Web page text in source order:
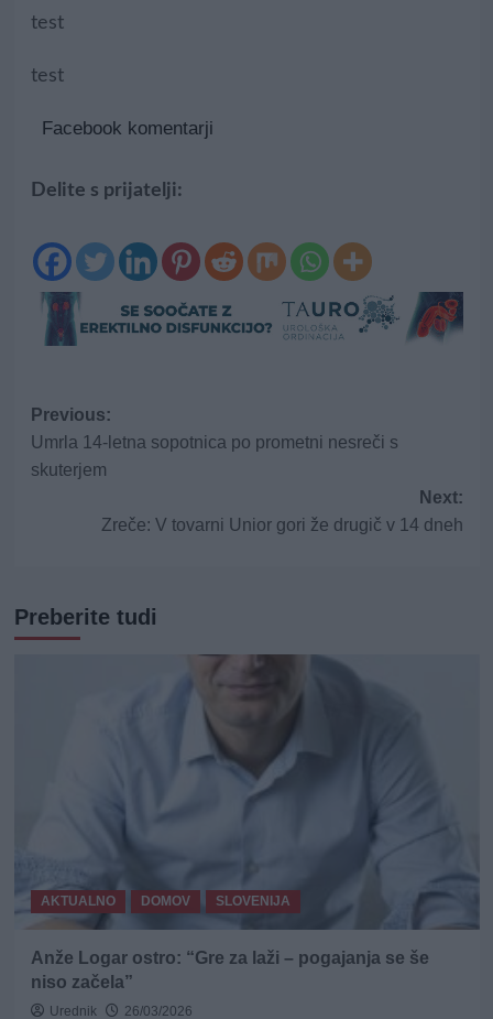
test
test
Facebook komentarji
Delite s prijatelji:
Post
navigation
Previous:
Umrla 14-letna sopotnica po prometni nesreči s
skuterjem
Next:
Zreče: V tovarni Unior gori že drugič v 14 dneh
Preberite tudi
AKTUALNO DOMOV SLOVENIJA
Anže Logar ostro: “Gre za laži – pogajanja se še
niso začela”
Urednik 26/03/2026